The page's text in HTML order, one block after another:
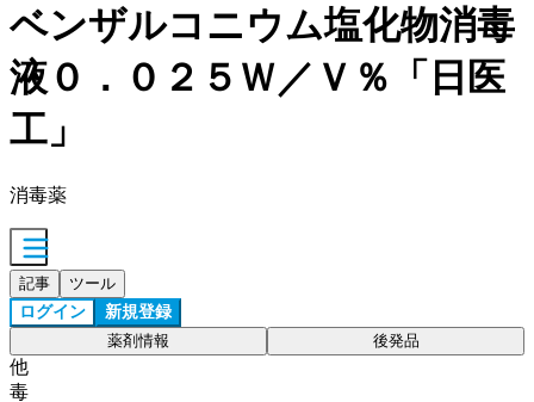
ベンザルコニウム塩化物消毒
液０．０２５Ｗ／Ｖ％「日医
工」
消毒薬
記事 ツール
ログイン 新規登録
薬剤情報 後発品
他
毒